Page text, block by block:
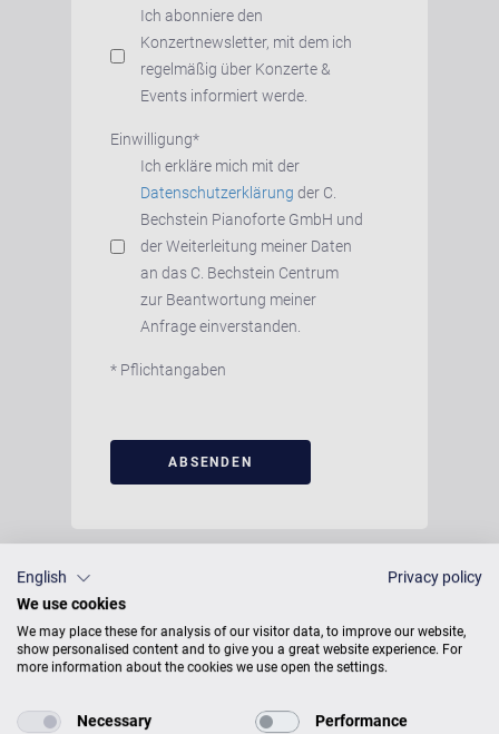
Ich abonniere den
Konzertnewsletter, mit dem ich
regelmäßig über Konzerte &
Events informiert werde.
Einwilligung*
Ich erkläre mich mit der
Datenschutzerklärung der C.
Bechstein Pianoforte GmbH und
der Weiterleitung meiner Daten
an das C. Bechstein Centrum
zur Beantwortung meiner
Anfrage einverstanden.
* Pflichtangaben
English
Privacy policy
We use cookies
We may place these for analysis of our visitor data, to improve our website,
show personalised content and to give you a great website experience. For
more information about the cookies we use open the settings.
Necessary Performance